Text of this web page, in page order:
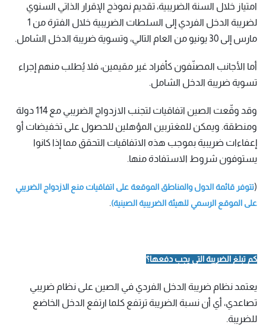
امتياز خلال السنة الضريبية، تقديم نموذج الإقرار الذاتي السنوي
لضريبة الدخل الفردي إلى السلطات الضريبية خلال الفترة من 1
مارس إلى 30 يونيو من العام التالي، وتسوية ضريبة الدخل الشامل.
أما الأجانب المصنّفون كأفراد غير مقيمين، فلا يُطلب منهم إجراء
تسوية ضريبة الدخل الشامل.
وقد وقّعت الصين اتفاقيات لتجنب الازدواج الضريبي مع 114 دولة
ومنطقة. ويمكن للمغتربين المؤهلين للحصول على تخفيضات أو
إعفاءات ضريبية بموجب هذه الاتفاقيات التحقق مما إذا كانوا
يستوفون شروط الاستفادة منها.
(تتوفر قائمة الدول والمناطق الموقعة على اتفاقيات منع الازدواج الضريبي
على الموقع الرسمي للهيئة الضريبية الصينية).
كم تبلغ الضريبة التي يجب دفعها؟
يعتمد نظام ضريبة الدخل الفردي في الصين على نظام ضريبي
تصاعدي، أي أن نسبة الضريبة ترتفع كلما ارتفع الدخل الخاضع
للضريبة.